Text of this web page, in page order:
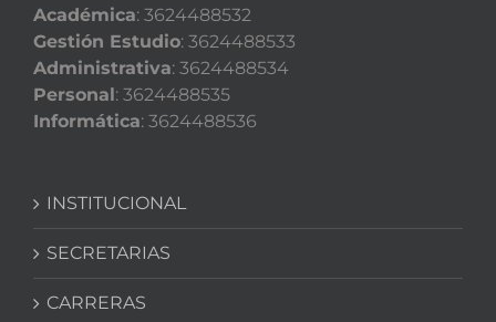
Académica: 3624488532
Gestión Estudio: 3624488533
Administrativa: 3624488534
Personal: 3624488535
Informática: 3624488536
INSTITUCIONAL
SECRETARIAS
CARRERAS